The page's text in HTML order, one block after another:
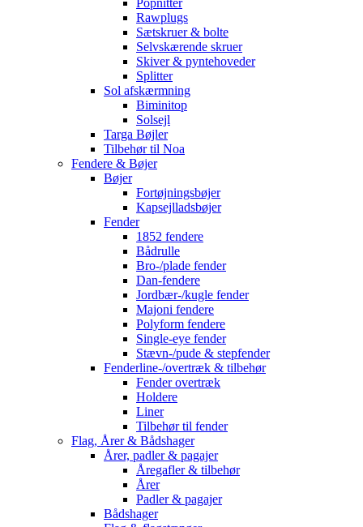
Popnitter
Rawplugs
Sætskruer & bolte
Selvskærende skruer
Skiver & pyntehoveder
Splitter
Sol afskærmning
Biminitop
Solsejl
Targa Bøjler
Tilbehør til Noa
Fendere & Bøjer
Bøjer
Fortøjningsbøjer
Kapsejlladsbøjer
Fender
1852 fendere
Bådrulle
Bro-/plade fender
Dan-fendere
Jordbær-/kugle fender
Majoni fendere
Polyform fendere
Single-eye fender
Stævn-/pude & stepfender
Fenderline-/overtræk & tilbehør
Fender overtræk
Holdere
Liner
Tilbehør til fender
Flag, Årer & Bådshager
Årer, padler & pagajer
Åregafler & tilbehør
Årer
Padler & pagajer
Bådshager